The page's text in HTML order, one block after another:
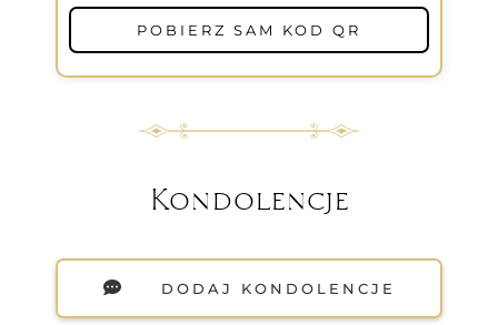
POBIERZ SAM KOD QR
Kondolencje
DODAJ KONDOLENCJE